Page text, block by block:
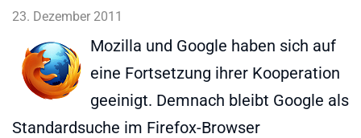
23. Dezember 2011
Mozilla und Google haben sich auf
eine Fortsetzung ihrer Kooperation
geeinigt. Demnach bleibt Google als
Standardsuche im Firefox-Browser